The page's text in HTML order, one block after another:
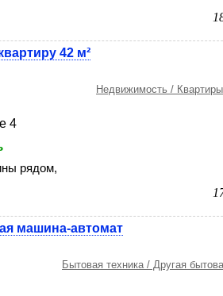
42 м²
Недвижимость /
4
рядом,
машина-автомат
Бытовая техника / Другая